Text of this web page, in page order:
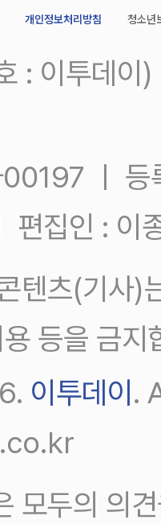
개인정보처리방침 청소년
: 이투데
00197 ㅣ
편집인 : 이
텐츠(기사)
등을 금지
이투데이 .
모두의 의